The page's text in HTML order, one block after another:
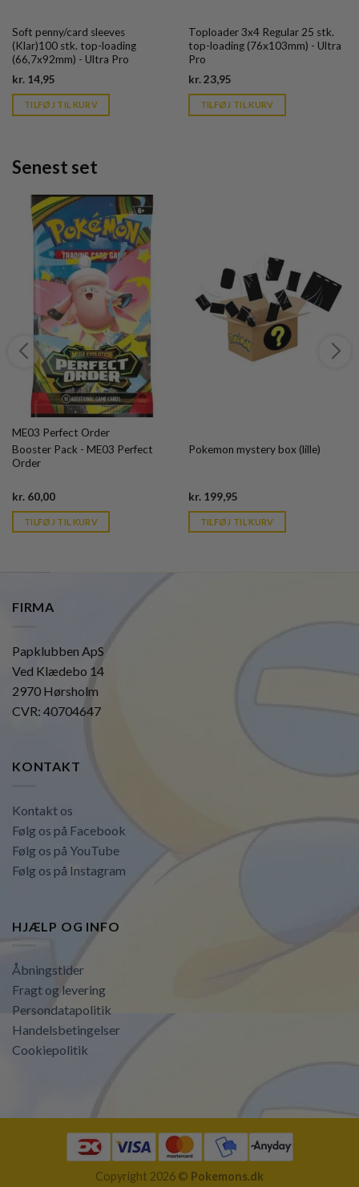
Soft penny/card sleeves
(Klar)100 stk. top-loading
(66,7x92mm) - Ultra Pro
kr. 14,95
is:
kr. 39,95.
TILFØJ TIL KURV
Toploader 3x4 Regular 25 stk.
top-loading (76x103mm) - Ultra
Pro
kr.23,95Current
is:
kr. 39,95.
TILFØJ TIL KURV
Senest set
ME03 Perfect Order
Booster Pack - ME03 Perfect
Order
kr. 60,00Current
is:
kr. 39,95.
TILFØJ TIL KURV
Pokemon mystery box (lille)
kr.199,95Current
is:
kr. 39,95.
TILFØJ TIL KURV
FIRMA
Papklubben ApS
Ved Klædebo 14
2970 Hørsholm
CVR: 40704647
KONTAKT
Kontakt os
Følg os på Facebook
Følg os på YouTube
Følg os på Instagram
HJÆLP OG INFO
Åbningstider
Fragt og levering
Persondatapolitik
Handelsbetingelser
Cookiepolitik
Copyright 2026 © Pokemons.dk